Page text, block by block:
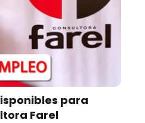
para
Farel